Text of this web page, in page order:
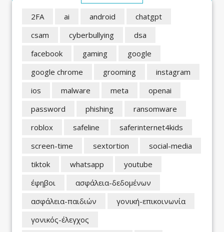
2FA ai android
chatgpt
csam
cyberbullying
dsa
facebook
gaming
google
google chrome
grooming
instagram
ios
malware meta
openai
password
phishing
ransomware
roblox
safeline
saferinternet4kids
screen-time
sextortion
social-media
tiktok
whatsapp
youtube
έφηβοι
ασφάλεια-δεδομένων
ασφάλεια-παιδιών
γονική-επικοινωνία
γονικός-έλεγχος